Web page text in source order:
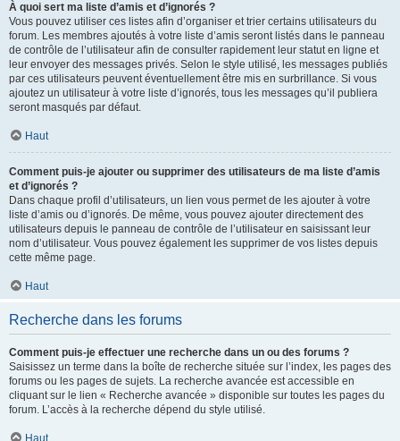
À quoi sert ma liste d’amis et d’ignorés ?
Vous pouvez utiliser ces listes afin d’organiser et trier certains utilisateurs du
forum. Les membres ajoutés à votre liste d’amis seront listés dans le panneau
de contrôle de l’utilisateur afin de consulter rapidement leur statut en ligne et
leur envoyer des messages privés. Selon le style utilisé, les messages publiés
par ces utilisateurs peuvent éventuellement être mis en surbrillance. Si vous
ajoutez un utilisateur à votre liste d’ignorés, tous les messages qu’il publiera
seront masqués par défaut.
Haut
Comment puis-je ajouter ou supprimer des utilisateurs de ma liste d’amis
et d’ignorés ?
Dans chaque profil d’utilisateurs, un lien vous permet de les ajouter à votre
liste d’amis ou d’ignorés. De même, vous pouvez ajouter directement des
utilisateurs depuis le panneau de contrôle de l’utilisateur en saisissant leur
nom d’utilisateur. Vous pouvez également les supprimer de vos listes depuis
cette même page.
Haut
Recherche dans les forums
Comment puis-je effectuer une recherche dans un ou des forums ?
Saisissez un terme dans la boîte de recherche située sur l’index, les pages des
forums ou les pages de sujets. La recherche avancée est accessible en
cliquant sur le lien « Recherche avancée » disponible sur toutes les pages du
forum. L’accès à la recherche dépend du style utilisé.